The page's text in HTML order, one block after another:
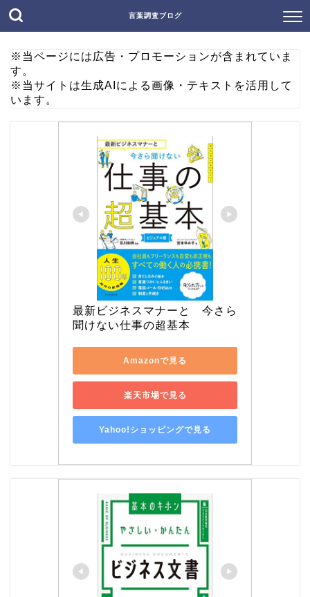
言葉調査ブログ
※当ページには広告・プロモーションが含まれていま
す。
※当サイトは生成AIによる画像・テキストを活用して
います。
最新ビジネスマナーと　今さら
聞けない仕事の超基本
Amazonで見る
楽天市場で見る
Yahoo!ショッピングで見る